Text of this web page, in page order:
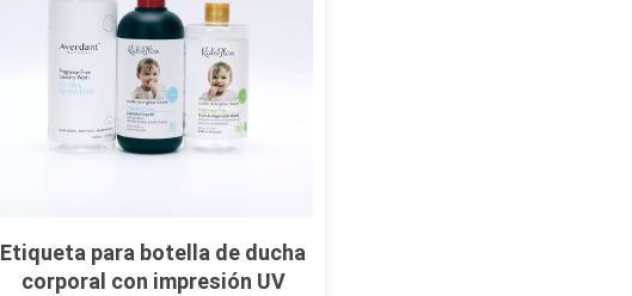
Etiqueta para botella de ducha
corporal con impresión UV